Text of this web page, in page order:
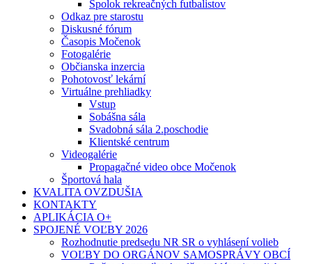
Spolok rekreačných futbalistov
Odkaz pre starostu
Diskusné fórum
Časopis Močenok
Fotogalérie
Občianska inzercia
Pohotovosť lekární
Virtuálne prehliadky
Vstup
Sobášna sála
Svadobná sála 2.poschodie
Klientské centrum
Videogalérie
Propagačné video obce Močenok
Športová hala
KVALITA OVZDUŠIA
KONTAKTY
APLIKÁCIA O+
SPOJENÉ VOĽBY 2026
Rozhodnutie predsedu NR SR o vyhlásení volieb
VOĽBY DO ORGÁNOV SAMOSPRÁVY OBCÍ